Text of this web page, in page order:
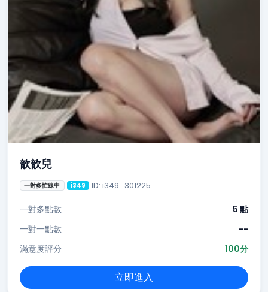
歆歆兒
一對多忙線中 i349 ID: i349_301225
一對多點數
5 點
一對一點數
--
滿意度評分
100分
立即進入